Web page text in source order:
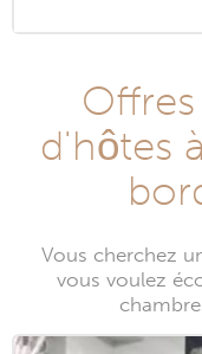
d'hôtes
Vous cherchez
vous voulez